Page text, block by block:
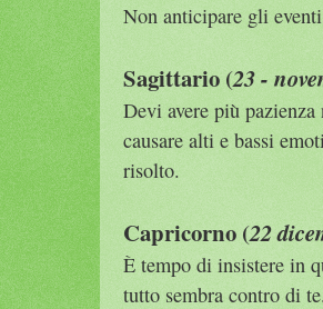
Non anticipare gli
Sagittario (23 -
Devi avere più
causare alti e bassi
risolto.
Capricorno (22
È tempo di insistere in
tutto sembra contro di